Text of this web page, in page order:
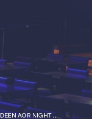
DEEN AOR NIGHT ...